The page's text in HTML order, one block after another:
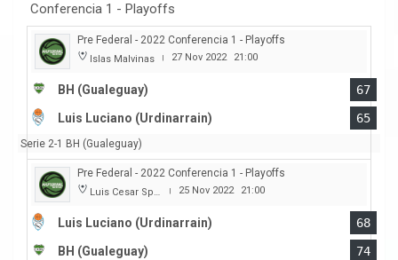
Conferencia 1 - Playoffs
Pre Federal - 2022 Conferencia 1 - Playoffs
Islas Malvinas | 27 Nov 2022 21:00
BH (Gualeguay)
67
Luis Luciano (Urdinarrain)
65
Serie 2-1 BH (Gualeguay)
Pre Federal - 2022 Conferencia 1 - Playoffs
Luis Cesar Spiazzi | 25 Nov 2022 21:00
Luis Luciano (Urdinarrain)
68
BH (Gualeguay)
74